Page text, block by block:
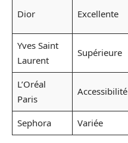
Dior Excellente
Yves Saint
Laurent
Supérieure
L’Oréal
Paris
Accessibilité
Sephora Variée